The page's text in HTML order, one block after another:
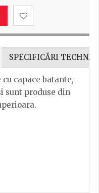
SPECIFICĂRI
capace batante,
sunt produse din